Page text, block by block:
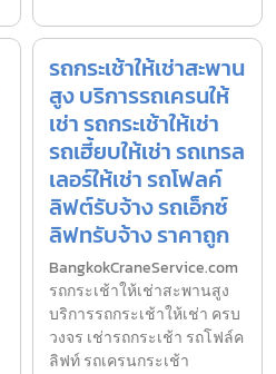
รถกระเช้าให้เช่าสะพาน
สูง บริการรถเครนให้
เช่า รถกระเช้าให้เช่า
รถเฮี้ยบให้เช่า รถเทรล
เลอร์ให้เช่า รถโฟลค์
ลิฟต์รับจ้าง รถเอ็กซ์
ลิฟทรับจ้าง ราคาถูก
BangkokCraneService.com
รถกระเช้าให้เช่าสะพานสูง
บริการรถกระเช้าให้เช่า ครบ
วงจร เช่ารถกระเช้า รถโฟล์ค
ลิฟท์ รถเครนกระเช้า